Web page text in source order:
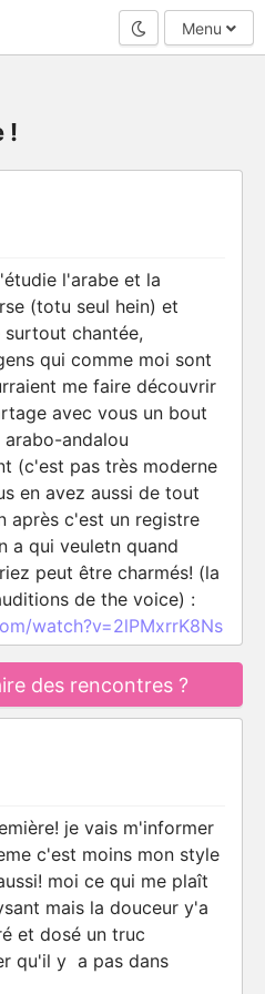
Mode nuit
Menu
!
l'arabe et la
(totu seul hein) et
chantée,
qui comme moi sont
me faire découvrir
avec vous un bout
andalou
(c'est pas très moderne
en avez aussi de tout
après c'est un registre
a qui veuletn quand
peut être charmés! (la
de the voice) :
watch?v=2lPMxrrK8Ns
des rencontres ?
je vais m'informer
c'est moins mon style
moi ce qui me plaît
mais la douceur y'a
et dosé un truc
qu'il y a pas dans